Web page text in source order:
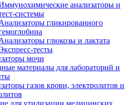
анализаторы и
системы
гликированного
глюкозы и лактата
тесты
мочи
материалы для лабораторий и
газов крови, электролитов и
для утилизации медицинских